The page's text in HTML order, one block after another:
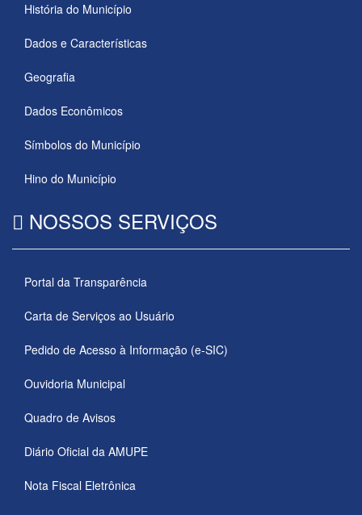
História do Município
Dados e Características
Geografia
Dados Econômicos
Símbolos do Município
Hino do Município
NOSSOS SERVIÇOS
Portal da Transparência
Carta de Serviços ao Usuário
Pedido de Acesso à Informação (e-SIC)
Ouvidoria Municipal
Quadro de Avisos
Diário Oficial da AMUPE
Nota Fiscal Eletrônica